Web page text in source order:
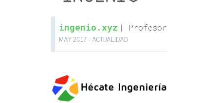
ingenio.xyz | Profesor
MAY 2017 - ACTUALIDAD